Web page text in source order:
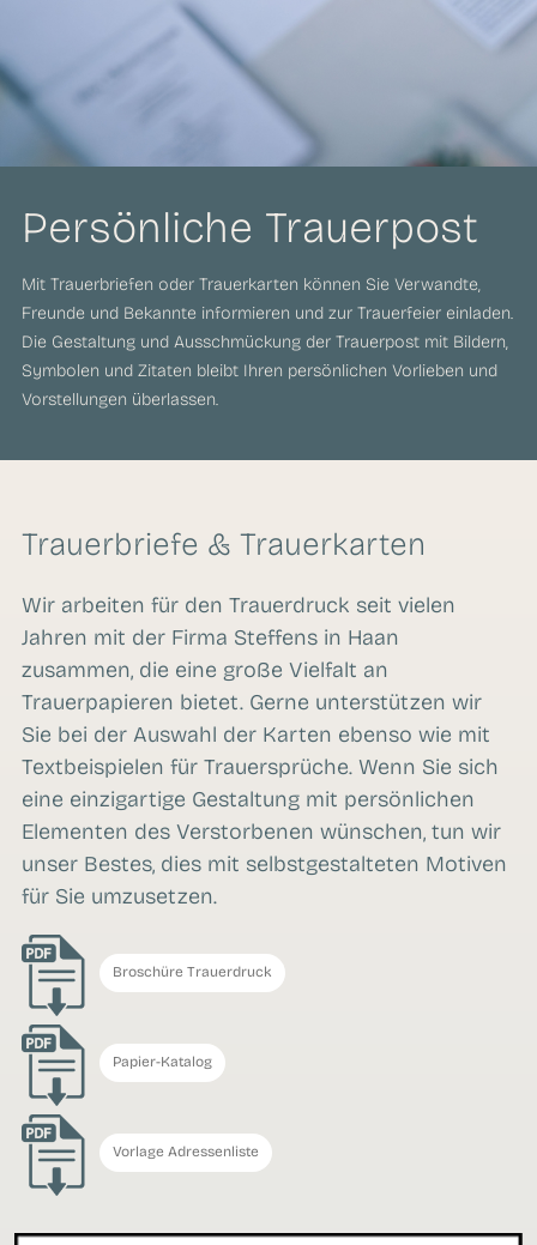
Persönliche Trauerpost
Mit Trauerbriefen oder Trauerkarten können Sie Verwandte,
Freunde und Bekannte informieren und zur Trauerfeier einladen.
Die Gestaltung und Ausschmückung der Trauerpost mit Bildern,
Symbolen und Zitaten bleibt Ihren persönlichen Vorlieben und
Vorstellungen überlassen.
Trauerbriefe & Trauerkarten
Wir arbeiten für den Trauerdruck seit vielen
Jahren mit der Firma Steffens in Haan
zusammen, die eine große Vielfalt an
Trauerpapieren bietet. Gerne unterstützen wir
Sie bei der Auswahl der Karten ebenso wie mit
Textbeispielen für Trauersprüche. Wenn Sie sich
eine einzigartige Gestaltung mit persönlichen
Elementen des Verstorbenen wünschen, tun wir
unser Bestes, dies mit selbstgestalteten Motiven
für Sie umzusetzen.
Broschüre Trauerdruck
Papier-Katalog
Vorlage Adressenliste